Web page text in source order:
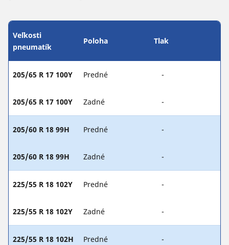
Veľkosti
pneumatík
Poloha Tlak
205/65 R 17 100Y Predné -
205/65 R 17 100Y Zadné -
205/60 R 18 99H Predné -
205/60 R 18 99H Zadné -
225/55 R 18 102Y Predné -
225/55 R 18 102Y Zadné -
225/55 R 18 102H Predné -